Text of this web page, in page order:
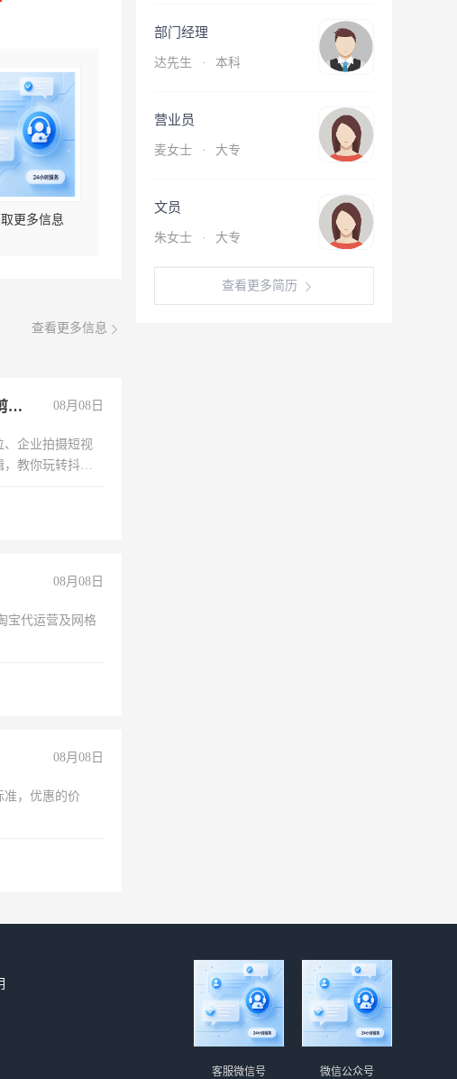
更多信息
查看更多信息
手机短视频拍摄、剪辑、抖音快手 08月08日
、企业拍摄短视
教你玩转抖音
教你玩转抖
08月08日
宝代运营及网格
08月08日
准，优惠的价
部门经理
达先生 · 本科
营业员
麦女士 · 大专
文员
朱女士 · 大专
查看更多简历
微信公众号
客服微信号